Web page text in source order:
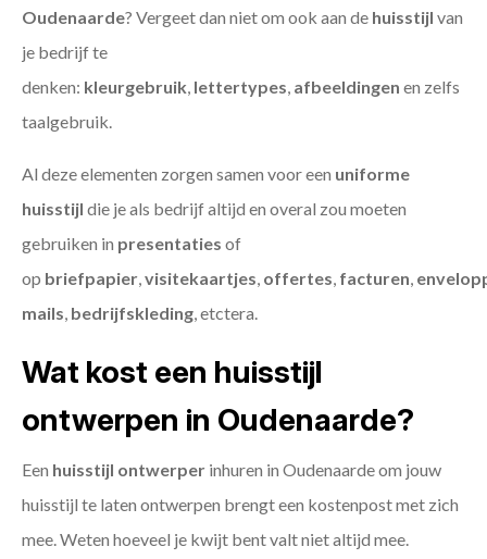
Oudenaarde? Vergeet dan niet om ook aan de huisstijl van
je bedrijf te
denken: kleurgebruik, lettertypes, afbeeldingen en zelfs
taalgebruik.
Al deze elementen zorgen samen voor een uniforme
huisstijl die je als bedrijf altijd en overal zou moeten
gebruiken in presentaties of
op briefpapier,visitekaartjes, offertes, facturen,
mails, bedrijfskleding, etctera.
Wat kost een huisstijl
ontwerpen in Oudenaarde?
Een huisstijl ontwerper inhuren in Oudenaarde om jouw
huisstijl te laten ontwerpen brengt een kostenpost met zich
mee. Weten hoeveel je kwijt bent valt niet altijd mee.